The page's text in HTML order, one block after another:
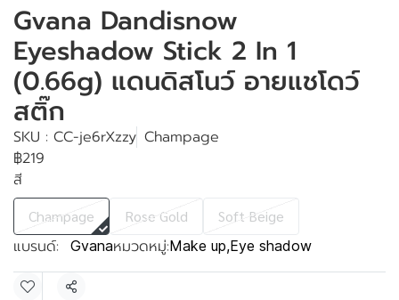
Gvana Dandisnow
Eyeshadow Stick 2 In 1
(0.66g) แดนดิสโนว์ อายแชโดว์
สติ๊ก
SKU : CC-je6rXzzy Champage
฿219
สี
Champage Rose Gold Soft Beige
แบรนด์: Gvanaหมวดหมู่:Make up,Eye shadow
แชร์